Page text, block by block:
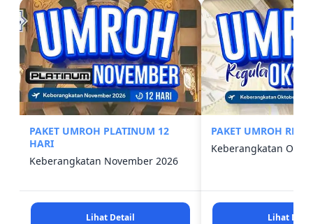
PAKET UMROH PLATINUM 12
HARI
Keberangkatan November 2026
Lihat Detail
PAKET UMROH
Keberangkatan
Lihat